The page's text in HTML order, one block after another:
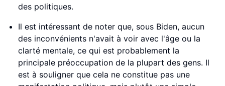
des politiques.
Il est intéressant de noter que, sous Biden, aucun
des inconvénients n'avait à voir avec l'âge ou la
clarté mentale, ce qui est probablement la
principale préoccupation de la plupart des gens. Il
est à souligner que cela ne constitue pas une